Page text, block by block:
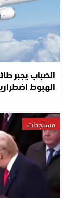
الضباب يجبر
الهبوط
مستجدات